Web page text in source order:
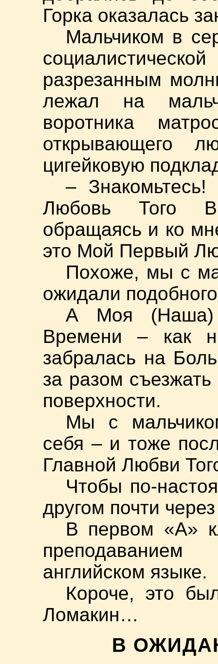
Горка оказалась
Мальчиком в
разрезанным
лежал на
воротника
открывающего
цигейковую
–
Любовь Того
обращаясь и ко
это Мой Первый
Похоже, мы с
ожидали
А Моя (Наша)
Времени – как
забралась на
за разом
поверхности.
Мы с
себя – и тоже
Главной Любви
Чтобы по-
другом почти
В первом «А»
английском языке.
Короче, это
Ломакин…
В